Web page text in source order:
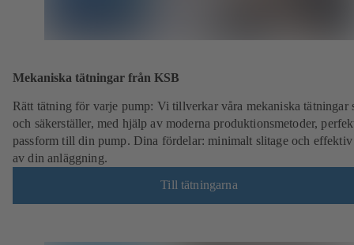
Mekaniska tätningar från KSB
Rätt tätning för varje pump: Vi tillverkar våra mekaniska tätningar
och säkerställer, med hjälp av moderna produktionsmetoder,
passform till din pump. Dina fördelar: minimalt slitage och
av din anläggning.
Till tätningarna